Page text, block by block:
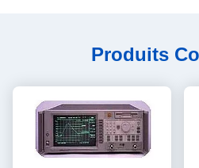
Produits